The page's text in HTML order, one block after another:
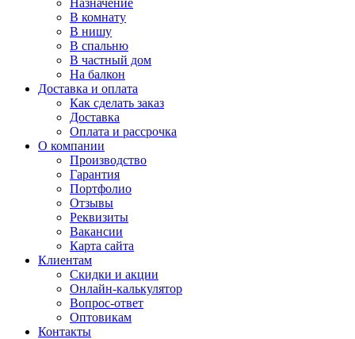
Назначение
В комнату
В нишу
В спальню
В частный дом
На балкон
Доставка и оплата
Как сделать заказ
Доставка
Оплата и рассрочка
О компании
Производство
Гарантия
Портфолио
Отзывы
Реквизиты
Вакансии
Карта сайта
Клиентам
Скидки и акции
Онлайн-калькулятор
Вопрос-ответ
Оптовикам
Контакты